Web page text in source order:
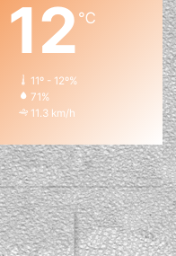
12℃
11º - 12º%
71%
11.3 km/h